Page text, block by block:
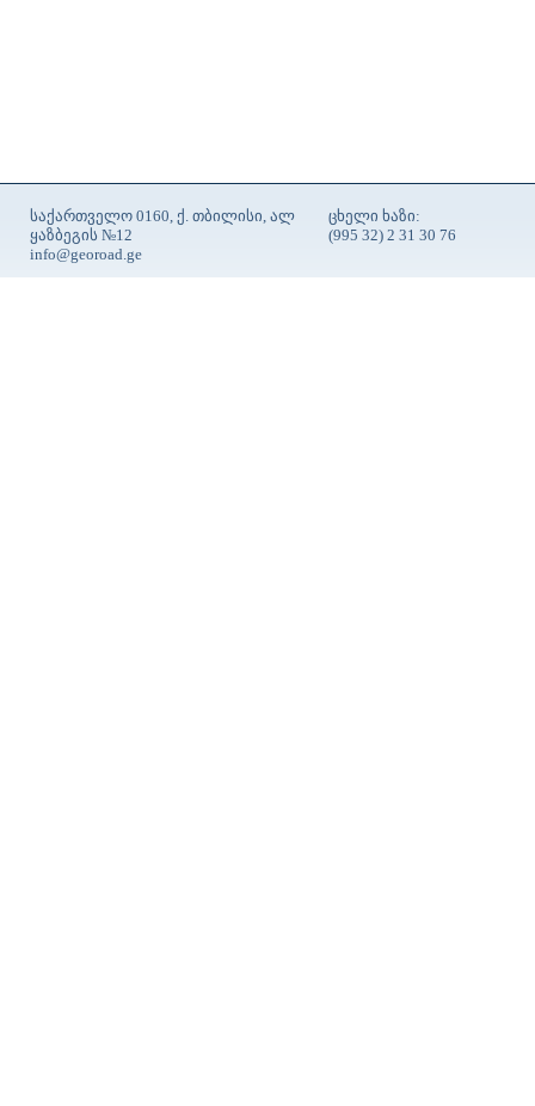
საქართველო 0160, ქ. თბილისი, ალ
ყაზბეგის №12
info@georoad.ge
ცხელი ხაზი:
(995 32) 2 31 30 76